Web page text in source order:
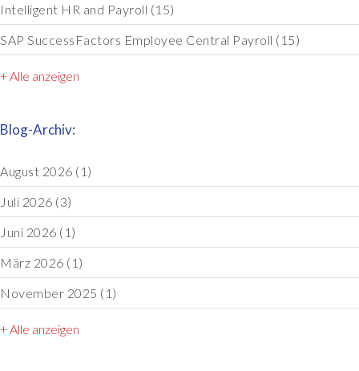
Intelligent HR and Payroll (15)
SAP SuccessFactors Employee Central Payroll (15)
+ Alle anzeigen
Blog-Archiv:
August 2026 (1)
Juli 2026 (3)
Juni 2026 (1)
März 2026 (1)
November 2025 (1)
+ Alle anzeigen